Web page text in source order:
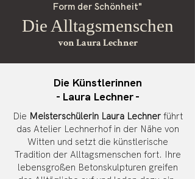
Form der Schönheit"
Die Alltagsmenschen
von Laura Lechner
Die Künstlerinnen
- Laura Lechner -
Die Meisterschülerin Laura Lechnerführt
das Atelier Lechnerhof in der Nähe von
Witten und setzt die künstlerische
Tradition der Alltagsmenschen fort. Ihre
lebensgroßen Betonskulpturen greifen